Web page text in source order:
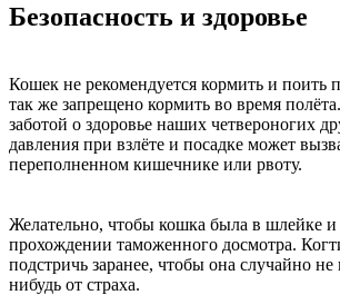
Безопасность и здоровье
Кошек не рекомендуется кормить и поить
так же запрещено кормить во время
заботой о здоровье наших четвероногих
давления при взлёте и посадке может
переполненном кишечнике или рвоту.
Желательно, чтобы кошка была в шлейке и
прохождении таможенного досмотра.
подстричь заранее, чтобы она случайно не
нибудь от страха.